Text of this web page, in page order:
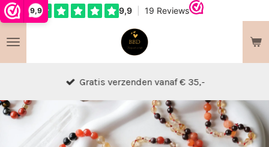
9,9
Ga
naar
de
Gratis verzenden vanaf € 35,-